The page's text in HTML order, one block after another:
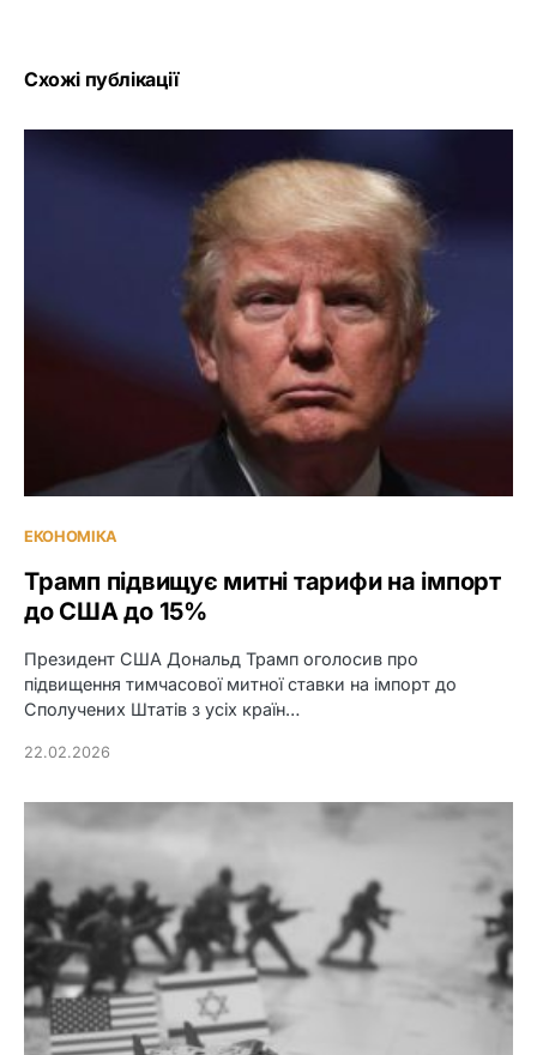
Схожі публікації
ЕКОНОМІКА
Трамп підвищує митні тарифи на імпорт
до США до 15%
Президент США Дональд Трамп оголосив про
підвищення тимчасової митної ставки на імпорт до
Сполучених Штатів з усіх країн…
22.02.2026